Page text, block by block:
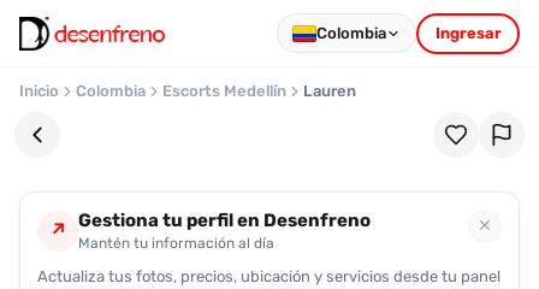
Colombia Ingresar
Inicio Colombia Escorts Medellín Lauren
↗ Gestiona tu perfil en Desenfreno
Mantén tu información al día
✕
Actualiza tus fotos, precios, ubicación y servicios desde tu panel